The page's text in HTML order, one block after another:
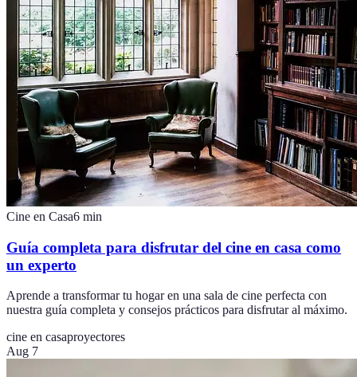
Cine en Casa6 min
Guía completa para disfrutar del cine en casa como
un experto
Aprende a transformar tu hogar en una sala de cine perfecta con
nuestra guía completa y consejos prácticos para disfrutar al máximo.
cine en casaproyectores
Aug 7